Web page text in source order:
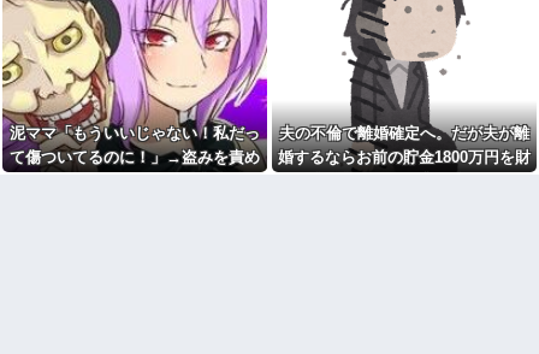
たw w w w w w w w w w
【仰天】X、メンエス嬢とラウ
ンジ嬢が熾烈な女の争いを繰り
広げ対戦型になってしまうw w
w w w w w w
俺を嫌う義娘は、母が危篤に
なっても「会いに行かない」と
言った
44歳バツイチなんだが、仕事
ｗｗｗｗ他
病院の待合室で子供がドタバ
タ走ってギャーギャー騒いでて
も親はスマホポチポチか談笑で
パスポートを発行する仕事
PTA会長「PTA参加拒否した親
へ最終警告。こうなってもい
い？」
う」私「勝手に決めないで！」→修
羅場になり…
泥ママ「もういいじゃない！私だっ
て傷ついてるのに！」→盗みを責め
夫の不倫で離婚確定へ。だが夫が離
婚するならお前の貯金1800万円を財